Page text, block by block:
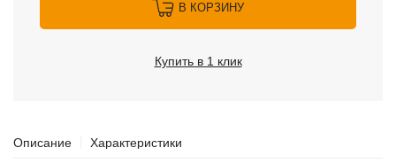
В КОРЗИНУ
Купить в 1 клик
Описание Характеристики